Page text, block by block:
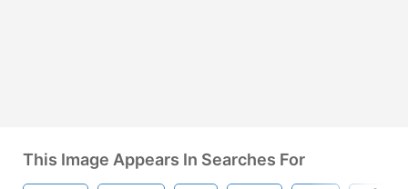
This Image Appears In Searches For